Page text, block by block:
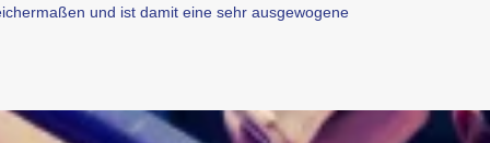
und ist damit eine sehr ausgewogene